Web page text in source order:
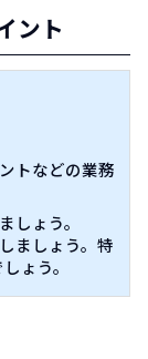
ント
トなどの業務
しょう。
ましょう。特
ょう。